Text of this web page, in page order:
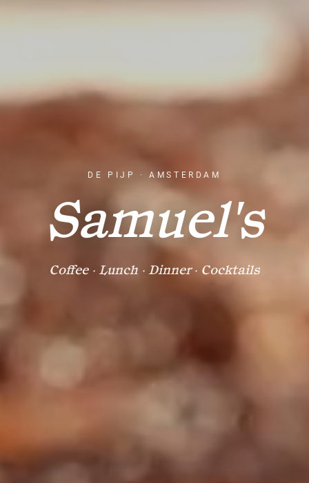
DE PIJP · AMSTERDAM
Samuel's
Coffee · Lunch · Dinner · Cocktails